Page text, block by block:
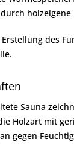
des
Sauna
Holzart mit
gegen